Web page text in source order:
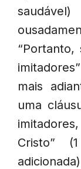
“Portanto,
mais
uma
Cristo”